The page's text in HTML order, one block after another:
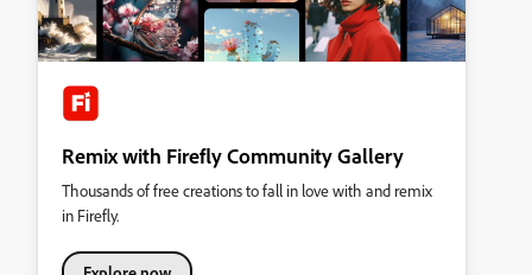
Remix with Firefly Community Gallery
Thousands of free creations to fall in love with and remix
in Firefly.